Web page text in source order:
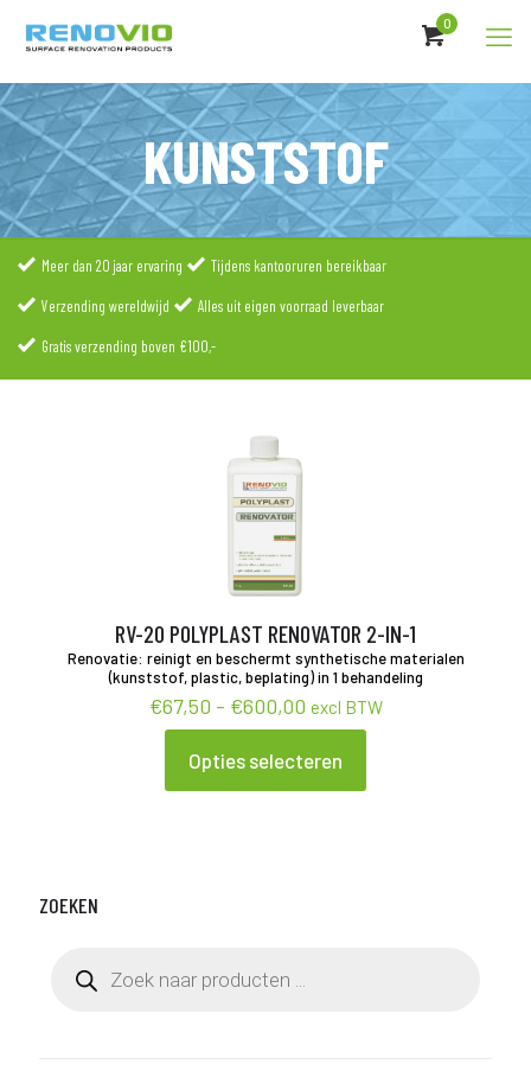
0
KUNSTSTOF
Meer dan 20 jaar ervaring Tijdens kantooruren bereikbaar
Verzending wereldwijd Alles uit eigen voorraad leverbaar
Gratis verzending boven €100,-
RV-20 POLYPLAST RENOVATOR 2-IN-1
Renovatie: reinigt en beschermt synthetische materialen
(kunststof, plastic, beplating) in 1 behandeling
€67,50 - €600,00Prijsklasse:
€67,50
€600,00
excl BTW
Opties selecteren
product
op
ZOEKEN
zoeken